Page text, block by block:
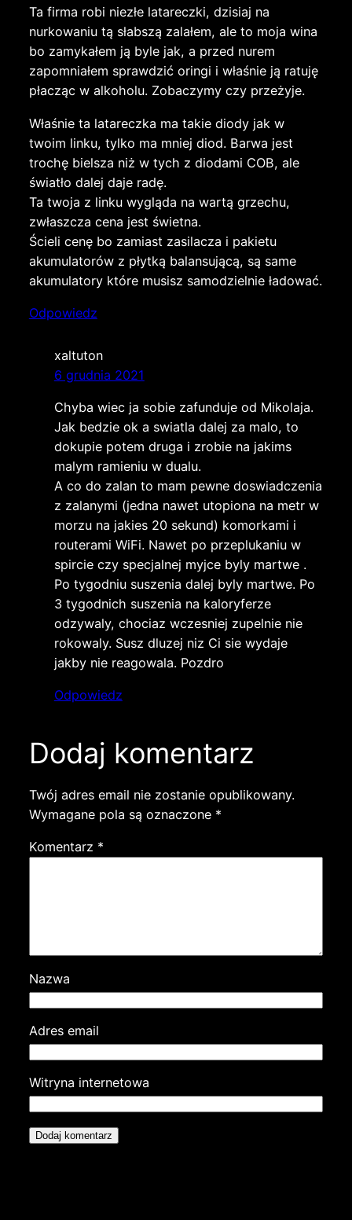
Ta firma robi niezłe latareczki, dzisiaj na
nurkowaniu tą słabszą zalałem, ale to moja wina
bo zamykałem ją byle jak, a przed nurem
zapomniałem sprawdzić oringi i właśnie ją ratuję
płacząc w alkoholu. Zobaczymy czy przeżyje.
Właśnie ta latareczka ma takie diody jak w
twoim linku, tylko ma mniej diod. Barwa jest
trochę bielsza niż w tych z diodami COB, ale
światło dalej daje radę.
Ta twoja z linku wygląda na wartą grzechu,
zwłaszcza cena jest świetna.
Ścieli cenę bo zamiast zasilacza i pakietu
akumulatorów z płytką balansującą, są same
akumulatory które musisz samodzielnie ładować.
Odpowiedz
xaltuton
6 grudnia 2021
Chyba wiec ja sobie zafunduje od Mikolaja.
Jak bedzie ok a swiatla dalej za malo, to
dokupie potem druga i zrobie na jakims
malym ramieniu w dualu.
A co do zalan to mam pewne doswiadczenia
z zalanymi (jedna nawet utopiona na metr w
morzu na jakies 20 sekund) komorkami i
routerami WiFi. Nawet po przeplukaniu w
spircie czy specjalnej myjce byly martwe .
Po tygodniu suszenia dalej byly martwe. Po
3 tygodnich suszenia na kaloryferze
odzywaly, chociaz wczesniej zupelnie nie
rokowaly. Susz dluzej niz Ci sie wydaje
jakby nie reagowala. Pozdro
Odpowiedz
Dodaj komentarz
Twój adres email nie zostanie opublikowany.
Wymagane pola są oznaczone *
Komentarz *
Nazwa
Adres email
Witryna internetowa